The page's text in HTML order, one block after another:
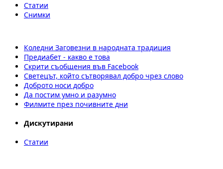
Статии
Снимки
Коледни Заговезни в народната традиция
Предиабет - какво е това
Скрити съобщения във Facebook
Светецът, който сътворявал добро чрез слово
Доброто носи добро
Да постим умно и разумно
Филмите през почивните дни
Дискутирани
Статии